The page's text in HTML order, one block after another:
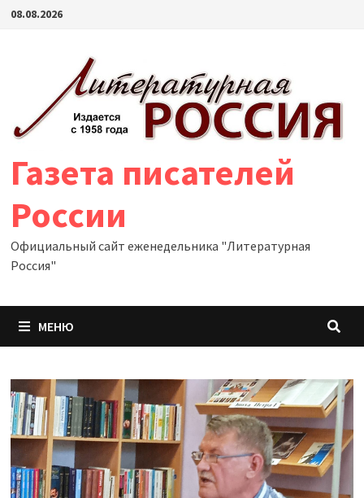
Перейти
08.08.2026
Газета писателей
России
Официальный сайт еженедельника "Литературная
Россия"
МЕНЮ